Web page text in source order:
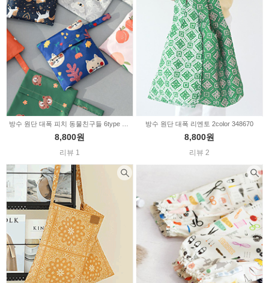
8,800원
리뷰 1
방수 원단 대폭 리엔토 2color 348670
8,800원
리뷰 2